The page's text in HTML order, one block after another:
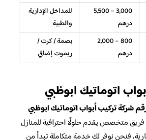
3,000 – 5,500
درهم
للمداخل الإدارية
والطبية
800 – 2,000
درهم
بصمة / كرت /
ريموت إضافي
اتوماتيك ابوظبي
شركة تركيب أبواب اتوماتيك ابوظبي
متخصص يقدم حلولًا احترافية للمنازل
فنحن نوفر لك خدمة متكاملة تبدأ من